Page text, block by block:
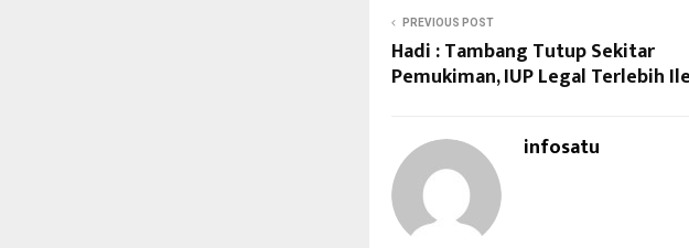
PREVIOUS POST
Hadi : Tambang Tutup Sekitar
Pemukiman, IUP Legal Terlebih
infosatu